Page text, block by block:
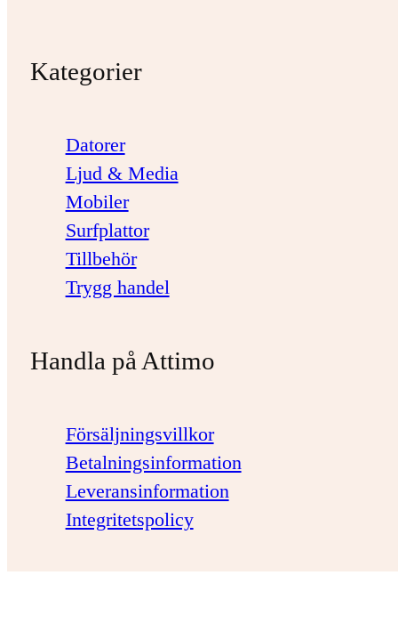
Kategorier
Datorer
Ljud & Media
Mobiler
Surfplattor
Tillbehör
Trygg handel
Handla på Attimo
Försäljningsvillkor
Betalningsinformation
Leveransinformation
Integritetspolicy